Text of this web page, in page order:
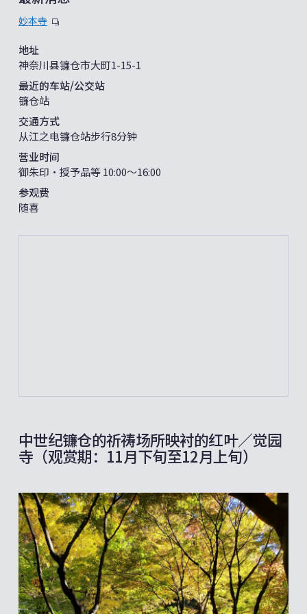
妙本寺
地址
神奈川县镰仓市大町1-15-1
最近的车站/公交站
镰仓站
交通方式
从江之电镰仓站步行8分钟
营业时间
御朱印・授予品等 10:00〜16:00
参观费
随喜
中世纪镰仓的祈祷场所映衬的红叶／觉园
寺（观赏期：11月下旬至12月上旬）